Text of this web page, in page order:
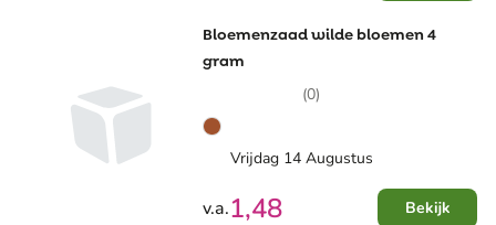
Bloemenzaad wilde bloemen 4
gram
(0)
Vrijdag 14 Augustus
v.a.1,48 Bekijk